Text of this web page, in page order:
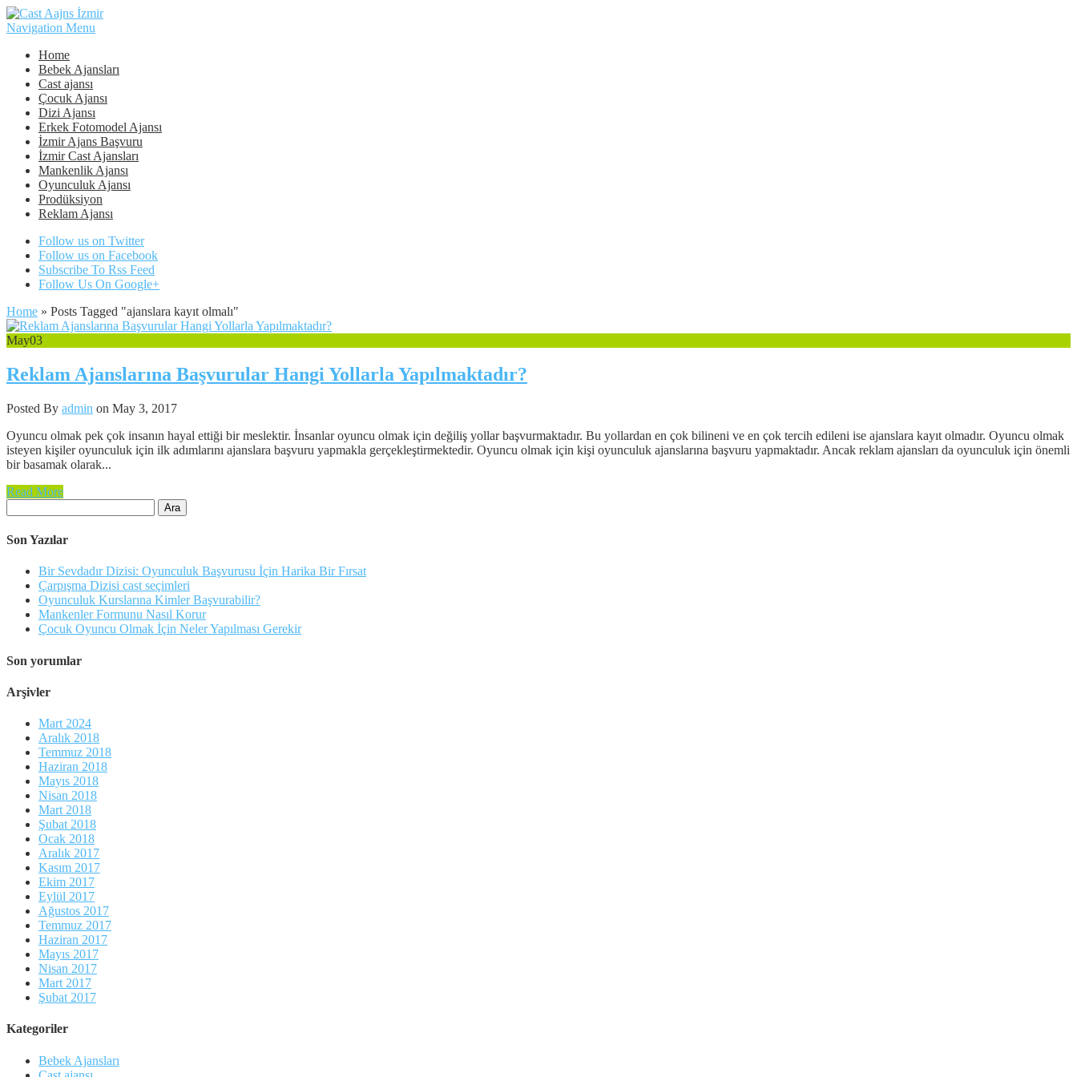
Navigation Menu
Home
Bebek Ajansları
Cast ajansı
Çocuk Ajansı
Dizi Ajansı
Erkek Fotomodel Ajansı
İzmir Ajans Başvuru
İzmir Cast Ajansları
Mankenlik Ajansı
Oyunculuk Ajansı
Prodüksiyon
Reklam Ajansı
Follow us on Twitter
Follow us on Facebook
Subscribe To Rss Feed
Follow Us On Google+
Home » Posts Tagged "ajanslara kayıt olmalı"
May03
Reklam Ajanslarına Başvurular Hangi Yollarla Yapılmaktadır?
Posted By admin on May 3, 2017
Oyuncu olmak pek çok insanın hayal ettiği bir meslektir. İnsanlar oyuncu olmak için değiliş yollar başvurmaktadır. Bu yollardan en çok bilineni ve en çok tercih edileni ise ajanslara kayıt olmadır. Oyuncu olmak
isteyen kişiler oyunculuk için ilk adımlarını ajanslara başvuru yapmakla gerçekleştirmektedir. Oyuncu olmak için kişi oyunculuk ajanslarına başvuru yapmaktadır. Ancak reklam ajansları da oyunculuk için önemli
bir basamak olarak...
Read More
Son Yazılar
Bir Sevdadır Dizisi: Oyunculuk Başvurusu İçin Harika Bir Fırsat
Çarpışma Dizisi cast seçimleri
Oyunculuk Kurslarına Kimler Başvurabilir?
Mankenler Formunu Nasıl Korur
Çocuk Oyuncu Olmak İçin Neler Yapılması Gerekir
Son yorumlar
Arşivler
Mart 2024
Aralık 2018
Temmuz 2018
Haziran 2018
Mayıs 2018
Nisan 2018
Mart 2018
Şubat 2018
Ocak 2018
Aralık 2017
Kasım 2017
Ekim 2017
Eylül 2017
Ağustos 2017
Temmuz 2017
Haziran 2017
Mayıs 2017
Nisan 2017
Mart 2017
Şubat 2017
Kategoriler
Bebek Ajansları